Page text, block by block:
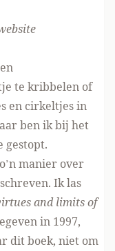
te kribbelen of
en cirkeltjes in
ben ik bij het
gestopt.
manier over
Ik las
and limits of
in 1997,
dit boek, niet om